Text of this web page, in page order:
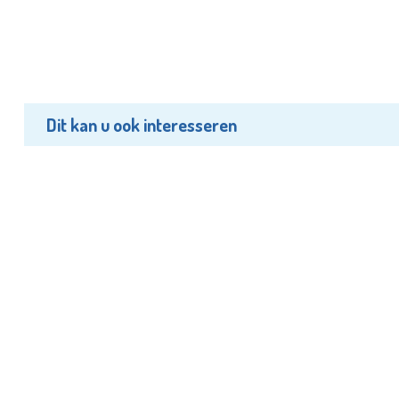
Dit kan u ook interesseren